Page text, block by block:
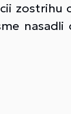
zostrihu